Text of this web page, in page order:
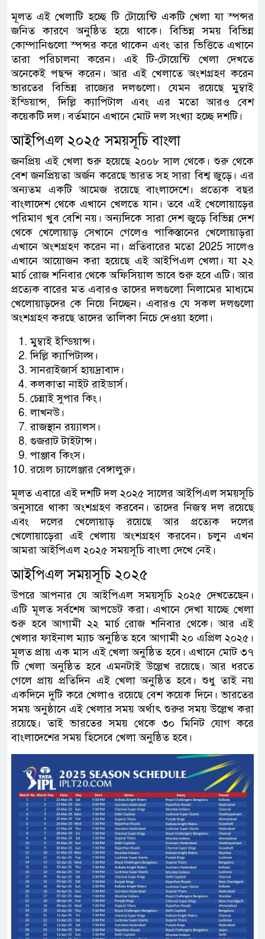
মূলত এই খেলাটি হচ্ছে টি টোয়েন্টি একটি খেলা যা স্পন্সর
জনিত কারণে অনুষ্ঠিত হয়ে থাকে। বিভিন্ন সময় বিভিন্ন
কোম্পানিগুলো স্পন্সর করে থাকেন এবং তার ভিত্তিতে এখানে
তারা পরিচালনা করেন। এই টি-টোয়েন্টি খেলা দেখতে
অনেকেই পছন্দ করেন। আর এই খেলাতে অংশগ্রহণ করেন
ভারতের বিভিন্ন রাজ্যের দলগুলো। যেমন রয়েছে মুম্বাই
ইন্ডিয়ান্স, দিল্লি ক্যাপিটাল এবং এর মতো আরও বেশ
কয়েকটি দল। বর্তমানে এখানে মোট দল সংখ্যা হচ্ছে দশটি।
আইপিএল ২০২৫ সময়সূচি বাংলা
জনপ্রিয় এই খেলা শুরু হয়েছে ২০০৮ সাল থেকে। শুরু থেকে
বেশ জনপ্রিয়তা অর্জন করেছে ভারত সহ সারা বিশ্ব জুড়ে। এর
অন্যতম একটি আমেজ রয়েছে বাংলাদেশে। প্রত্যেক বছর
বাংলাদেশ থেকে এখানে খেলতে যান। তবে এই খেলোয়াড়ের
পরিমাণ খুব বেশি নয়। অন্যদিকে সারা দেশ জুড়ে বিভিন্ন দেশ
থেকে খেলোয়াড় সেখানে গেলেও পাকিস্তানের খেলোয়াড়রা
এখানে অংশগ্রহণ করেন না। প্রতিবারের মতো 2025 সালেও
এখানে আয়োজন করা হয়েছে এই আইপিএল খেলা। যা ২২
মার্চ রোজ শনিবার থেকে অফিসিয়াল ভাবে শুরু হবে এটি। আর
প্রত্যেক বারের মত এবারও তাদের দলগুলো নিলামের মাধ্যমে
খেলোয়াড়দের কে নিয়ে নিচ্ছেন। এবারও যে সকল দলগুলো
অংশগ্রহণ করছে তাদের তালিকা নিচে দেওয়া হলো।
মুম্বাই ইন্ডিয়ান্স।
দিল্লি ক্যাপিটাল্স।
সানরাইজার্স হায়দ্রাবাদ।
কলকাতা নাইট রাইডার্স।
চেন্নাই সুপার কিং।
লাখনউ।
রাজস্থান রয়্যালস।
গুজরাট টাইটান্স।
পাঞ্জাব কিংস।
রয়েল চ্যালেঞ্জার বেঙ্গালুরু।
মূলত এবারে এই দশটি দল ২০২৫ সালের আইপিএল সময়সূচি
অনুসারে থাকা অংশগ্রহণ করবেন। তাদের নিজস্ব দল রয়েছে
এবং দলের খেলোয়াড় রয়েছে আর প্রত্যেক দলের
খেলোয়াড়েরা এই খেলায় অংশগ্রহণ করবেন। চলুন এখন
আমরা আইপিএল ২০২৫ সময়সূচি বাংলা দেখে নেই।
আইপিএল সময়সূচি ২০২৫
উপরে আপনার যে আইপিএল সময়সূচি ২০২৫ দেখতেছেন।
এটি মূলত সর্বশেষ আপডেট করা। এখানে দেখা যাচ্ছে খেলা
শুরু হবে আগামী ২২ মার্চ রোজ শনিবার থেকে। আর এই
খেলার ফাইনাল ম্যাচ অনুষ্ঠিত হবে আগামী ২০ এপ্রিল ২০২৫।
মূলত প্রায় এক মাস এই খেলা অনুষ্ঠিত হবে। এখানে মোট ৩৭
টি খেলা অনুষ্ঠিত হবে এমনটাই উল্লেখ রয়েছে। আর ধরতে
গেলে প্রায় প্রতিদিন এই খেলা অনুষ্ঠিত হবে। শুধু তাই নয়
একদিনে দুটি করে খেলাও রয়েছে বেশ কয়েক দিনে। ভারতের
সময় অনুষ্ঠানে এই খেলার সময় অর্থাৎ শুরুর সময় উল্লেখ করা
রয়েছে। তাই ভারতের সময় থেকে ৩০ মিনিট যোগ করে
বাংলাদেশের সময় হিসেবে খেলা অনুষ্ঠিত হবে।